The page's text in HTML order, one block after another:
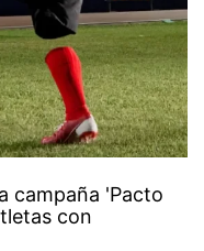
campaña 'Pacto
con